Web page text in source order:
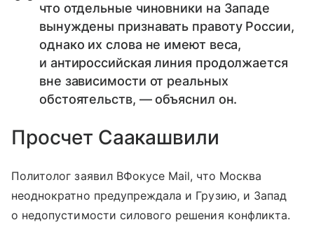
что отдельные чиновники на Западе
вынуждены признавать правоту России,
однако их слова не имеют веса,
и антироссийская линия продолжается
вне зависимости от реальных
обстоятельств, — объяснил он.
Просчет Саакашвили
Политолог заявил ВФокусе Mail, что Москва
неоднократно предупреждала и Грузию, и Запад
о недопустимости силового решения конфликта.